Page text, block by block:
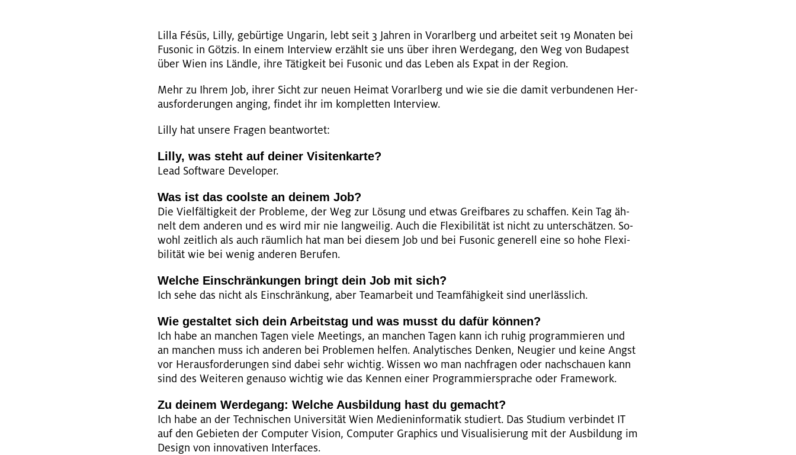
Lilla Fésüs, Lilly, ge­bür­ti­ge Un­ga­rin, lebt seit 3 Jah­ren in Vor­arl­berg und ar­bei­tet seit 19 Mo­na­ten bei
Fu­so­nic in Göt­zis. In einem In­ter­view er­zählt sie uns über ihren Wer­de­gang, den Weg von Bu­da­pest
über Wien ins Länd­le, ihre Tä­tig­keit bei Fu­so­nic und das Leben als Expat in der Re­gi­on.
Mehr zu Ihrem Job, ihrer Sicht zur neuen Hei­mat Vor­arl­berg und wie sie die damit ver­bun­de­nen Her­
aus­for­de­run­gen an­ging, fin­det ihr im kom­plet­ten In­ter­view.
Lilly hat un­se­re Fra­gen be­ant­wor­tet:
Lilly, was steht auf dei­ner Vi­si­ten­kar­te?
Lead Soft­ware De­ve­l­oper.
Was ist das cools­te an dei­nem Job?
Die Viel­fäl­tig­keit der Pro­ble­me, der Weg zur Lö­sung und etwas Greif­ba­res zu schaf­fen. Kein Tag äh­
nelt dem an­de­ren und es wird mir nie lang­wei­lig. Auch die Fle­xi­bi­li­tät ist nicht zu un­ter­schät­zen. So­
wohl zeit­lich als auch räum­lich hat man bei die­sem Job und bei Fu­so­nic ge­ne­rell eine so hohe Fle­xi­
bi­li­tät wie bei wenig an­de­ren Be­ru­fen.
Wel­che Ein­schrän­kun­gen bringt dein Job mit sich?
Ich sehe das nicht als Ein­schrän­kung, aber Team­ar­beit und Team­fä­hig­keit sind un­er­läss­lich.
Wie ge­stal­tet sich dein Ar­beits­tag und was musst du dafür kön­nen?
Ich habe an man­chen Tagen viele Mee­tings, an man­chen Tagen kann ich ruhig pro­gram­mie­ren und
an man­chen muss ich an­de­ren bei Pro­ble­men hel­fen. Ana­ly­ti­sches Den­ken, Neu­gier und keine Angst
vor Her­aus­for­de­run­gen sind dabei sehr wich­tig. Wis­sen wo man nach­fra­gen oder nach­schau­en kann
sind des Wei­te­ren ge­nau­so wich­tig wie das Ken­nen einer Pro­gram­mier­spra­che oder Frame­work.
Zu dei­nem Wer­de­gang: Wel­che Aus­bil­dung hast du ge­macht?
Ich habe an der Tech­ni­schen Uni­ver­si­tät Wien Me­di­en­in­for­ma­tik stu­diert. Das Stu­di­um ver­bin­det IT
auf den Ge­bie­ten der Com­pu­ter Vi­si­on, Com­pu­ter Gra­phics und Vi­sua­li­sie­rung mit der Aus­bil­dung im
De­sign von in­no­va­ti­ven In­ter­faces.